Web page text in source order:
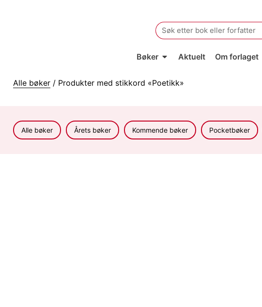
Search
for:
Bøker Aktuelt Om forlaget
Alle bøker / Produkter med stikkord «Poetikk»
Alle bøker Årets bøker Kommende bøker Pocketbøker